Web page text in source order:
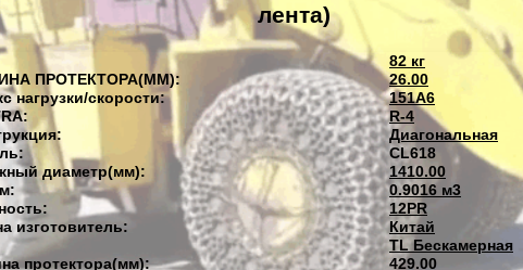
лента)
82 кг
ПРОТЕКТОРА(ММ):
26.00
нагрузки/скорости:
151A6
R-4
Диагональная
CL618
диаметр(мм):
1410.00
0.9016 м3
12PR
изготовитель:
Китай
TL Бескамерная
протектора(мм):
429.00